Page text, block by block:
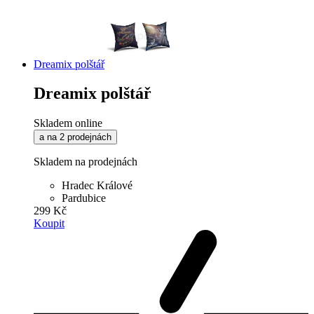
Dreamix polštář
Dreamix polštář
Skladem online
a na 2 prodejnách
Skladem na prodejnách
Hradec Králové
Pardubice
299 Kč
Koupit